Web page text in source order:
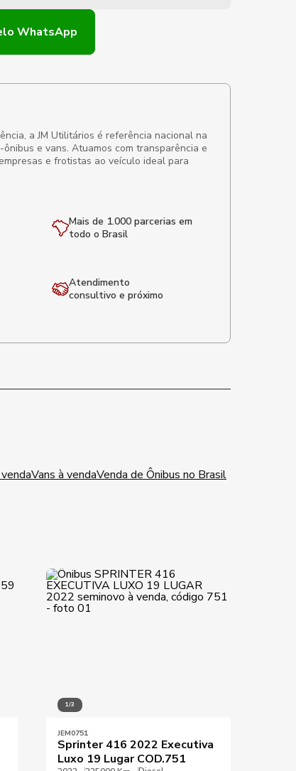
WhatsApp
a JM Utilitários é referência nacional na
e vans. Atuamos com transparência e
e frotistas ao veículo ideal para
Mais de 1.000 parcerias em
todo o Brasil
Atendimento
consultivo e próximo
Vans à vendaVenda de Ônibus no Brasil
1/3
JEM0751
Sprinter 416 2022 Executiva
Luxo 19 Lugar COD.751